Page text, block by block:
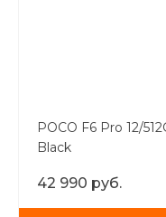
POCO F6 Pro 12/
Black
42 990 руб.